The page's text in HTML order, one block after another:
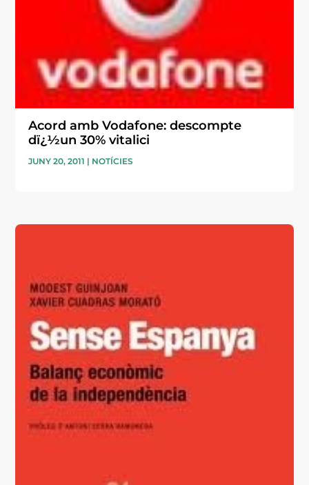
Acord amb Vodafone: descompte
dï¿½un 30% vitalici
JUNY 20, 2011 | NOTÍCIES